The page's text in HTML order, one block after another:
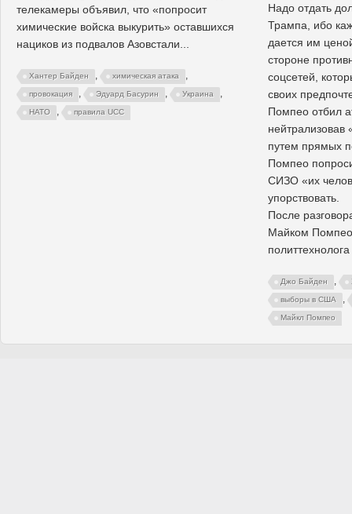
телекамеры объявил, что «попросит
химические войска выкурить» оставшихся
нациков из подвалов Азовстали...
Хантер Байден , химическая атака ,
провокация , Эдуард Басурин , Украина ,
НАТО , правила UCC
Надо отдать
Трампа, ибо
дается им
стороне
соцсетей,
своих
Помпео отбил
нейтрализовав
путем прямых
Помпео
СИЗО «их
упорствовать.
После
Майком
Джо Байден ,
выборы в США ,
Майкл Помпео